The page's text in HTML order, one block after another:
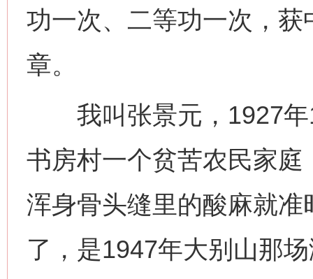
功一次、二等功一次，
章。
我叫张景元，1927年
书房村一个贫苦农民家
浑身骨头缝里的酸麻就
了，是1947年大别山那